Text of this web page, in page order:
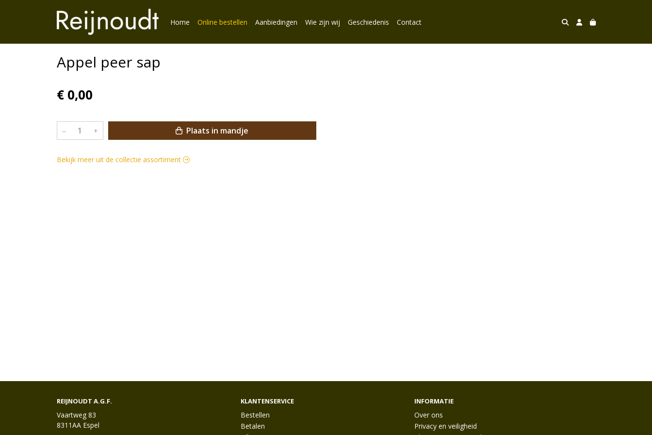
Home Online bestellen Aanbiedingen Wie zijn wij Geschiedenis Contact
Appel peer sap
€ 0,00
– + Plaats in mandje
Bekijk meer uit de collectie assortiment
REIJNOUDT A.G.F.
Vaartweg 83
8311AA Espel
KLANTENSERVICE
Bestellen
Betalen
INFORMATIE
Over ons
Privacy en veiligheid